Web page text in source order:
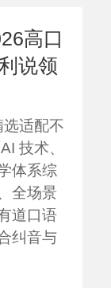
高口
说领
适配不
技术、
体系综
全场景
道口语
纠音与